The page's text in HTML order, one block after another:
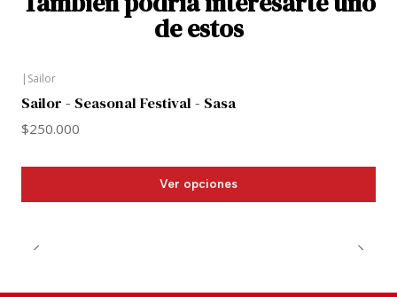
de estos
| Sailor
Sailor - Seasonal Festival - Sasa
$250.000
Ver opciones